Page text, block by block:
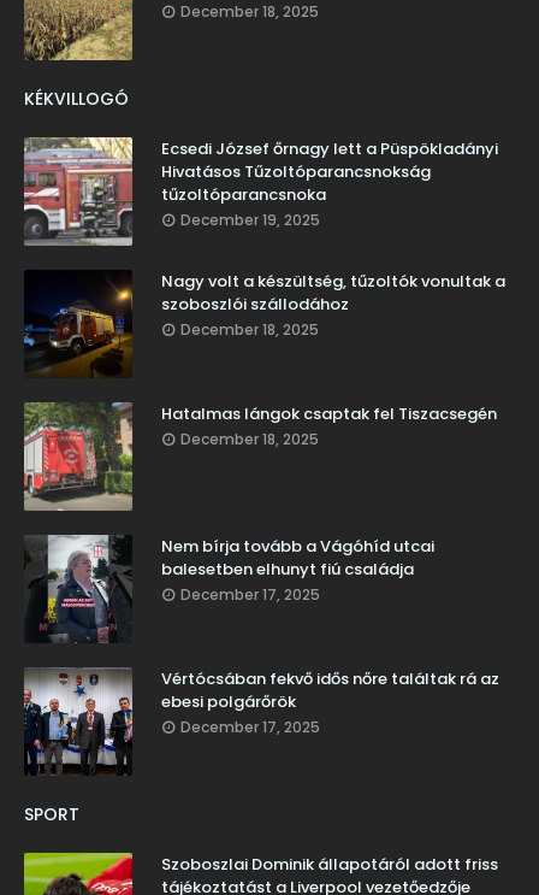
December 18, 2025
KÉKVILLOGÓ
Ecsedi József őrnagy lett a Püspökladányi
Hivatásos Tűzoltóparancsnokság
tűzoltóparancsnoka
December 19, 2025
Nagy volt a készültség, tűzoltók vonultak a
szoboszlói szállodához
December 18, 2025
Hatalmas lángok csaptak fel Tiszacsegén
December 18, 2025
Nem bírja tovább a Vágóhíd utcai
balesetben elhunyt fiú családja
December 17, 2025
Vértócsában fekvő idős nőre találtak rá az
ebesi polgárőrök
December 17, 2025
SPORT
Szoboszlai Dominik állapotáról adott friss
tájékoztatást a Liverpool vezetőedzője